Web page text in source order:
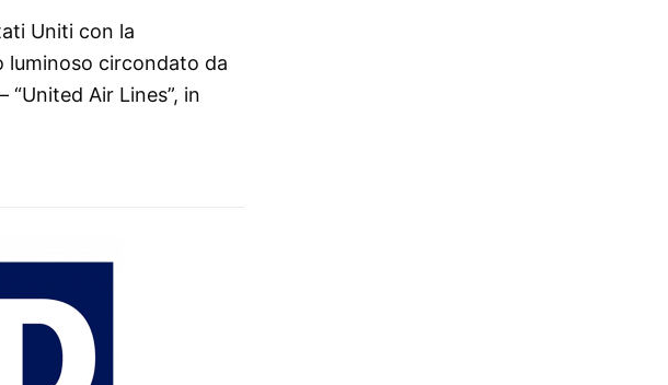
Uniti con la
luminoso circondato da
Air Lines”, in